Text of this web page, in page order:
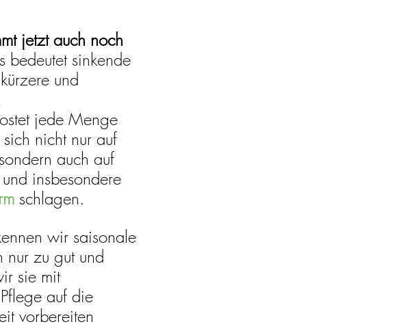
jetzt auch noch
bedeutet sinkende
und
jede Menge
nicht nur auf
auch auf
insbesondere
schlagen.
wir saisonale
nur zu gut und
sie mit
auf die
vorbereiten